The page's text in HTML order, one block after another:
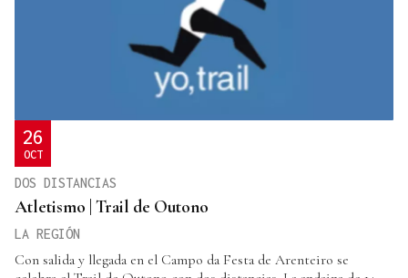
26
OCT
DOS DISTANCIAS
Atletismo | Trail de Outono
LA REGIÓN
Con salida y llegada en el Campo da Festa de Arenteiro se